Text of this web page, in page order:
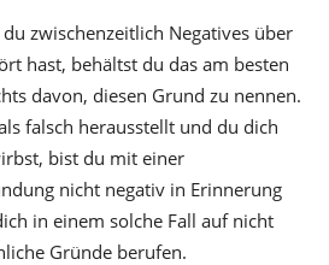
zwischenzeitlich Negatives über
hast, behältst du das am besten
davon, diesen Grund zu nennen.
falsch herausstellt und du dich
bist du mit einer
nicht negativ in Erinnerung
in einem solche Fall auf nicht
Gründe berufen.